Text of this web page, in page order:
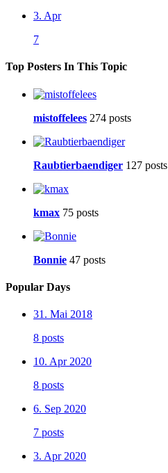
3. Apr
7
Top Posters In This Topic
mistoffelees 274 posts
Raubtierbaendiger 127 posts
kmax 75 posts
Bonnie 47 posts
Popular Days
31. Mai 2018
8 posts
10. Apr 2020
8 posts
6. Sep 2020
7 posts
3. Apr 2020